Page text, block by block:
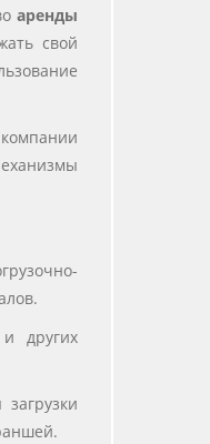
аренды
свой
других